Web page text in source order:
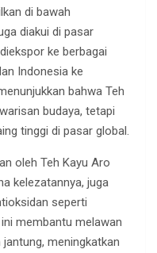
di bawah
diakui di pasar
ke berbagai
Indonesia ke
bahwa Teh
budaya, tetapi
tinggi di pasar global.
oleh Teh Kayu Aro
kelezatannya, juga
seperti
membantu melawan
meningkatkan